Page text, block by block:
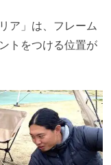
ア」は、フレーム
トをつける位置が